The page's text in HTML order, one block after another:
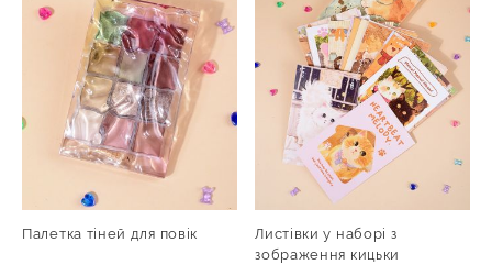
Палетка тіней для повік
Листівки у наборі з
зображення кицьки